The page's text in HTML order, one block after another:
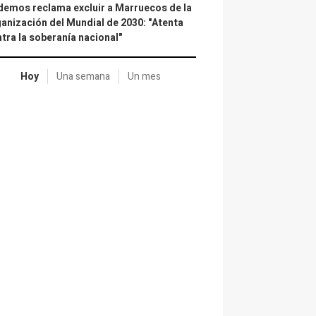
reclama excluir a Marruecos de la
del Mundial de 2030: "Atenta
la soberanía nacional"
Hoy Una semana Un mes